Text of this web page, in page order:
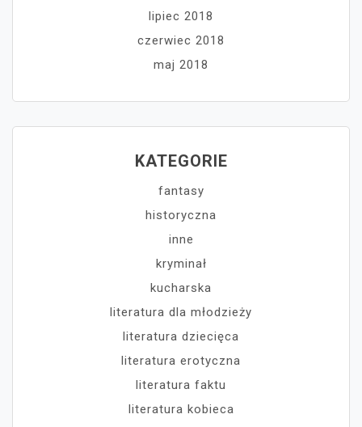
lipiec 2018
czerwiec 2018
maj 2018
KATEGORIE
fantasy
historyczna
inne
kryminał
kucharska
literatura dla młodzieży
literatura dziecięca
literatura erotyczna
literatura faktu
literatura kobieca